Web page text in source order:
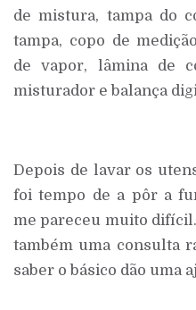
de mistura, tampa do
tampa, copo de
de vapor, lâmina de
misturador e balança
Depois de lavar os
foi tempo de a pôr a
me pareceu muito
também uma consulta
saber o básico dão uma